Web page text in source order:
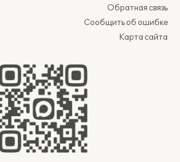
Обратная связь
Сообщить об ошибке
Карта сайта